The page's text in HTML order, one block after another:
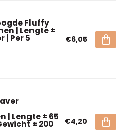
Fluffy
| Lengte ±
| Per 5 €6,05
| Lengte ± 65
± 200 €4,20